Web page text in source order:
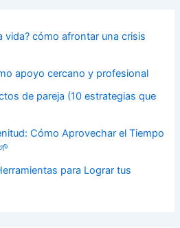
vida? cómo afrontar una crisis
apoyo cercano y profesional
de pareja (10 estrategias que
Cómo Aprovechar el Tiempo
para Lograr tus